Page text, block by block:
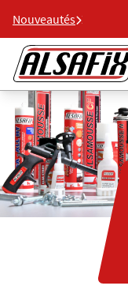
Nouveautés
18V ALSAFIX